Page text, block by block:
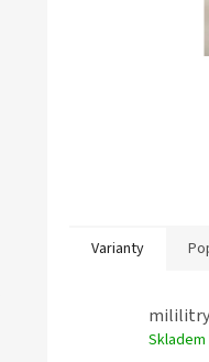
Varianty
Skladem